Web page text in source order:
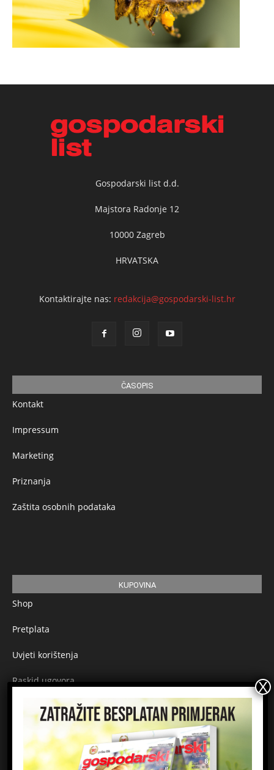
Gospodarski list d.d.
Majstora Radonje 12
10000 Zagreb
HRVATSKA
Kontaktirajte nas: redakcija@gospodarski-list.hr
ČASOPIS
Kontakt
Impressum
Marketing
Priznanja
Zaštita osobnih podataka
KUPOVINA
Shop
Pretplata
Uvjeti korištenja
Raskid ugovora
Načini plaćanja
Sigurnost plaćanja
Prijavite se na newsletter